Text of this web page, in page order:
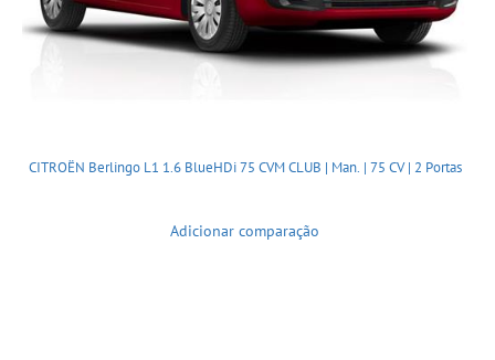
CITROËN Berlingo L1 1.6 BlueHDi 75 CVM CLUB | Man. | 75 CV | 2 Portas
Adicionar comparação